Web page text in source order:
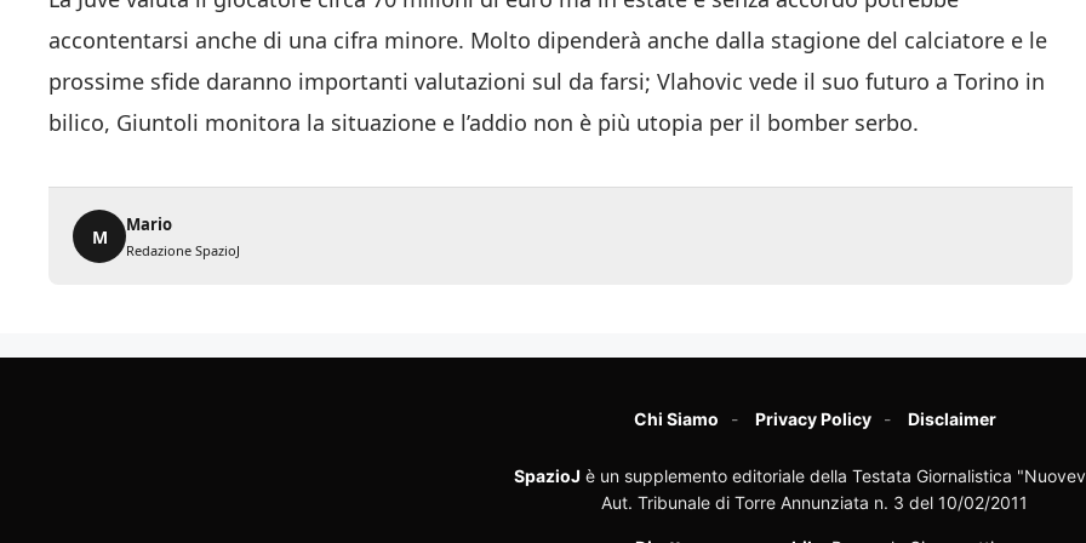
accontentarsi anche di una cifra minore. Molto dipenderà anche dalla stagione del calciatore e le
prossime sfide daranno importanti valutazioni sul da farsi; Vlahovic vede il suo futuro a Torino in
bilico, Giuntoli monitora la situazione e l’addio non è più utopia per il bomber serbo.
M
Mario
Redazione SpazioJ
Chi Siamo Privacy Policy Disclaimer
SpazioJ è un supplemento editoriale della Testata Giornalistica
Aut. Tribunale di Torre Annunziata n. 3 del 10/02/2011